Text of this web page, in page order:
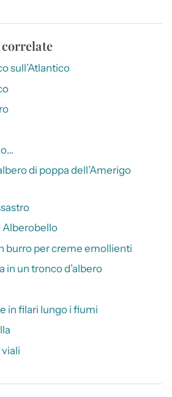
sull’Atlantico
di poppa dell’Amerigo
Alberobello
burro per creme emollienti
in un tronco d’albero
in filari lungo i fiumi